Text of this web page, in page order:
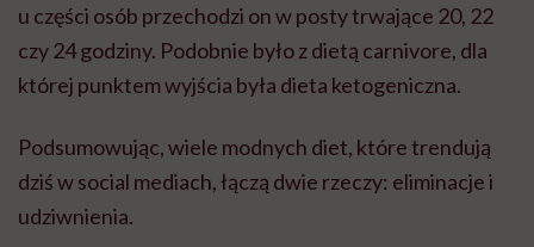
u części osób przechodzi on w posty trwające 20, 22
czy 24 godziny. Podobnie było z dietą carnivore, dla
której punktem wyjścia była dieta ketogeniczna.
Podsumowując, wiele modnych diet, które trendują
dziś w social mediach, łączą dwie rzeczy: eliminacje i
udziwnienia.